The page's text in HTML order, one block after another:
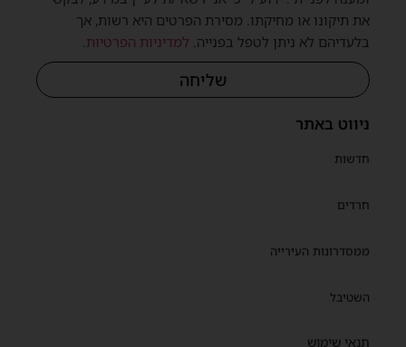
ניווט באתר
חדשות
חרדים
ממסדרונות העירייה
השטיבל
תנאי שימוש
את תיקונו או מחיקתו. מסירת הפרטים היא רשות, אך
בלעדיהם לא ניתן לטפל בפנייה. למדיניות הפרטיות.
שליחה